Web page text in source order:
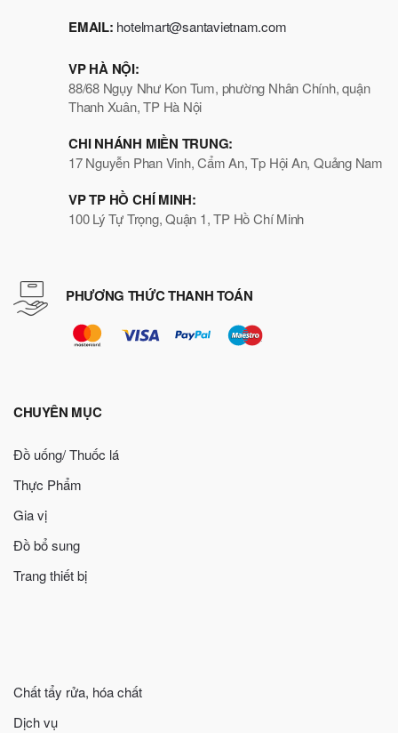
EMAIL: hotelmart@santavietnam.com
VP HÀ NỘI:
88/68 Ngụy Như Kon Tum, phường Nhân Chính, quận
Thanh Xuân, TP Hà Nội
CHI NHÁNH MIỀN TRUNG:
17 Nguyễn Phan Vinh, Cẩm An, Tp Hội An, Quảng Nam
VP TP HỒ CHÍ MINH:
100 Lý Tự Trọng, Quận 1, TP Hồ Chí Minh
PHƯƠNG THỨC THANH TOÁN
CHUYÊN MỤC
Đồ uống/ Thuốc lá
Thực Phẩm
Gia vị
Đồ bổ sung
Trang thiết bị
Chất tẩy rửa, hóa chất
Dịch vụ